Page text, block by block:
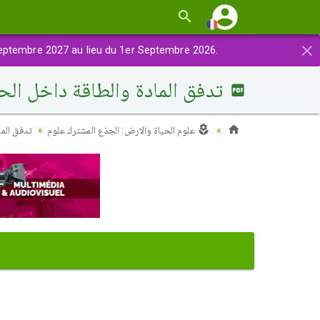
×
2027 au lieu du 1er Septembre 2026.
تدفق المادة والطاقة داخل
علوم الحياة والارض: الجذع المشترك علوم تدفق